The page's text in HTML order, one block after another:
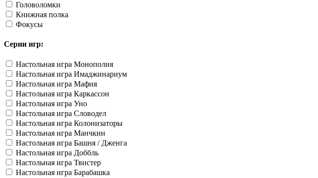
Головоломки
Книжная полка
Фокусы
Серии игр:
Настольная игра Монополия
Настольная игра Имаджинариум
Настольная игра Мафия
Настольная игра Каркассон
Настольная игра Уно
Настольная игра Словодел
Настольная игра Колонизаторы
Настольная игра Манчкин
Настольная игра Башня / Дженга
Настольная игра Доббль
Настольная игра Твистер
Настольная игра Барабашка